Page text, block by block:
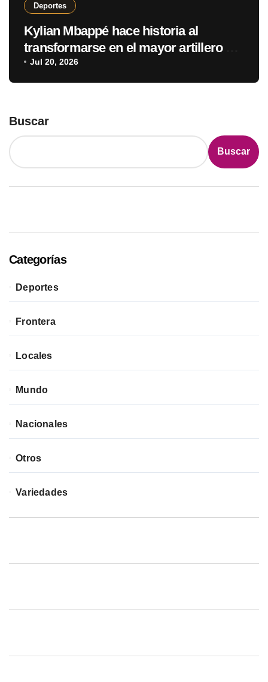
Deportes
Kylian Mbappé hace historia al
transformarse en el mayor artillero de
los mundiales
Jul 20, 2026
Buscar
Buscar
Categorías
Deportes
Frontera
Locales
Mundo
Nacionales
Otros
Variedades